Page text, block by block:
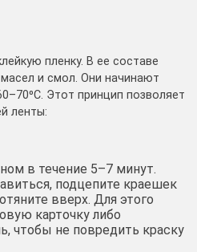
пленку. В ее составе
масел и смол. Они начинают
Этот принцип позволяет
ленты:
в течение 5–7 минут.
подцепите краешек
вверх. Для этого
карточку либо
чтобы не повредить краску